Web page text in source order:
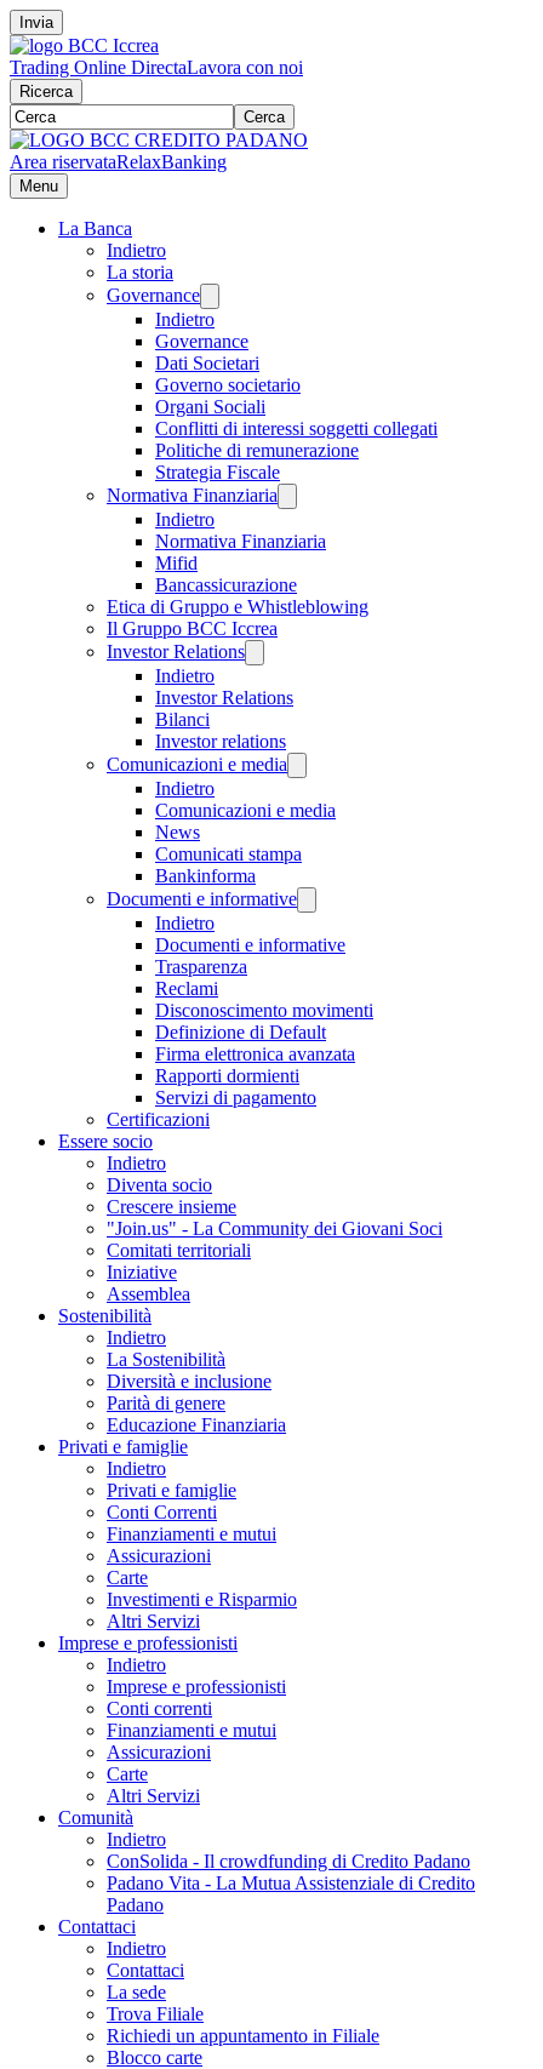
Invia
Trading Online DirectaLavora con noi
Ricerca
Cerca
Area riservataRelaxBanking
Menu
La Banca
Indietro
La storia
Governance
Indietro
Governance
Dati Societari
Governo societario
Organi Sociali
Conflitti di interessi soggetti collegati
Politiche di remunerazione
Strategia Fiscale
Normativa Finanziaria
Indietro
Normativa Finanziaria
Mifid
Bancassicurazione
Etica di Gruppo e Whistleblowing
Il Gruppo BCC Iccrea
Investor Relations
Indietro
Investor Relations
Bilanci
Investor relations
Comunicazioni e media
Indietro
Comunicazioni e media
News
Comunicati stampa
Bankinforma
Documenti e informative
Indietro
Documenti e informative
Trasparenza
Reclami
Disconoscimento movimenti
Definizione di Default
Firma elettronica avanzata
Rapporti dormienti
Servizi di pagamento
Certificazioni
Essere socio
Indietro
Diventa socio
Crescere insieme
"Join.us" - La Community dei Giovani Soci
Comitati territoriali
Iniziative
Assemblea
Sostenibilità
Indietro
La Sostenibilità
Diversità e inclusione
Parità di genere
Educazione Finanziaria
Privati e famiglie
Indietro
Privati e famiglie
Conti Correnti
Finanziamenti e mutui
Assicurazioni
Carte
Investimenti e Risparmio
Altri Servizi
Imprese e professionisti
Indietro
Imprese e professionisti
Conti correnti
Finanziamenti e mutui
Assicurazioni
Carte
Altri Servizi
Comunità
Indietro
ConSolida - Il crowdfunding di Credito Padano
Padano Vita - La Mutua Assistenziale di Credito
Padano
Contattaci
Indietro
Contattaci
La sede
Trova Filiale
Richiedi un appuntamento in Filiale
Blocco carte